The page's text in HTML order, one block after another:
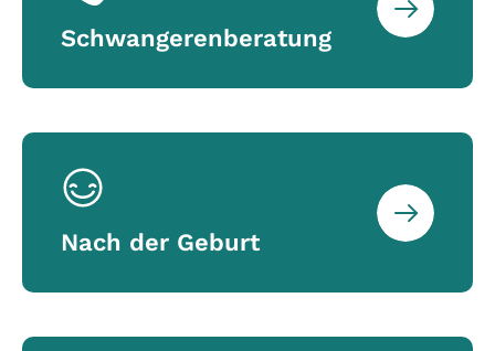
Schwangerenberatung
Nach der Geburt